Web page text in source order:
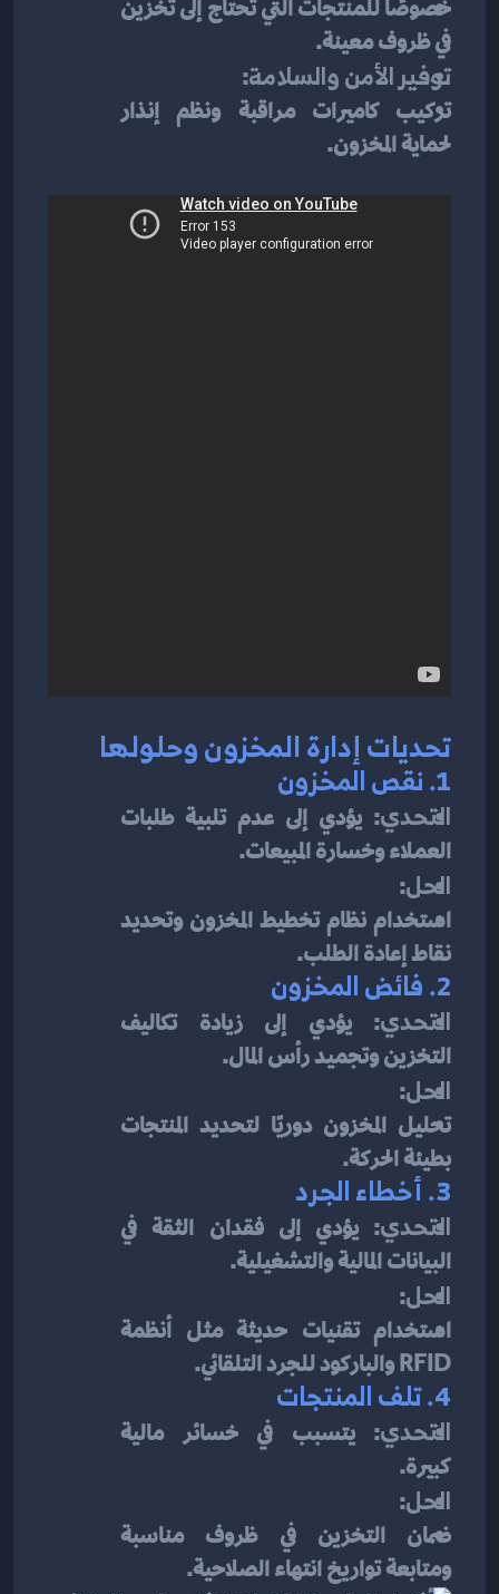
في ظروف معينة.
توفير الأمن والسلامة:
تركيب كاميرات مراقبة ونظم إنذار
لحماية المخزون.
تحديات إدارة المخزون وحلولها
1. نقص المخزون
التحدي
العملاء وخسارة المبيعات.
الحل:
استخدام نظام تخطيط المخزون وتحديد
نقاط إعادة الطلب.
2. فائض المخزون
التحدي
التخزين وتجميد رأس المال.
الحل:
بطيئة الحركة.
3. أخطاء الجرد
التحدي
البيانات المالية والتشغيلية.
الحل:
استخدام تقنيات حديثة مثل أنظمة
RFID والباركود للجرد التلقائي.
4. تلف المنتجات
التحدي : يتسبب في خسائر مالية
كبيرة.
الحل:
ضمان التخزين في ظروف مناسبة
ومتابعة تواريخ انتهاء الصلاحية.